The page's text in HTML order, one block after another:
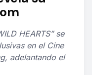
HEARTS” se
en el Cine
adelantando el